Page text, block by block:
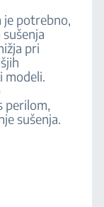
je potrebno,
pri
modeli.
perilom,
sušenja.